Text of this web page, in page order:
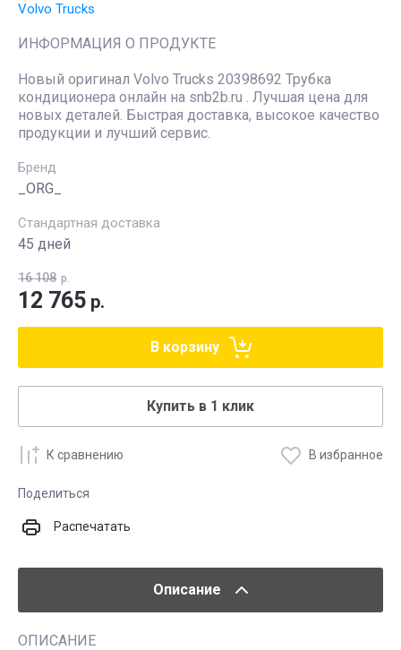
Volvo Trucks
ИНФОРМАЦИЯ О ПРОДУКТЕ
Новый оригинал Volvo Trucks 20398692 Трубка
кондиционера онлайн на snb2b.ru . Лучшая цена для
новых деталей. Быстрая доставка, высокое качество
продукции и лучший сервис.
Бренд
_ORG_
Стандартная доставка
45 дней
16 108 р.
12 765 р.
В корзину
Купить в 1 клик
К сравнению В избранное
Поделиться
Распечатать
Описание
ОПИСАНИЕ